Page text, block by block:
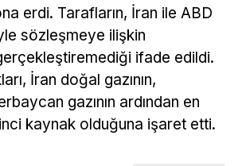
erdi. Tarafların, İran ile ABD
sözleşmeye ilişkin
ifade edildi.
İran doğal gazının,
gazının ardından en
kaynak olduğuna işaret etti.